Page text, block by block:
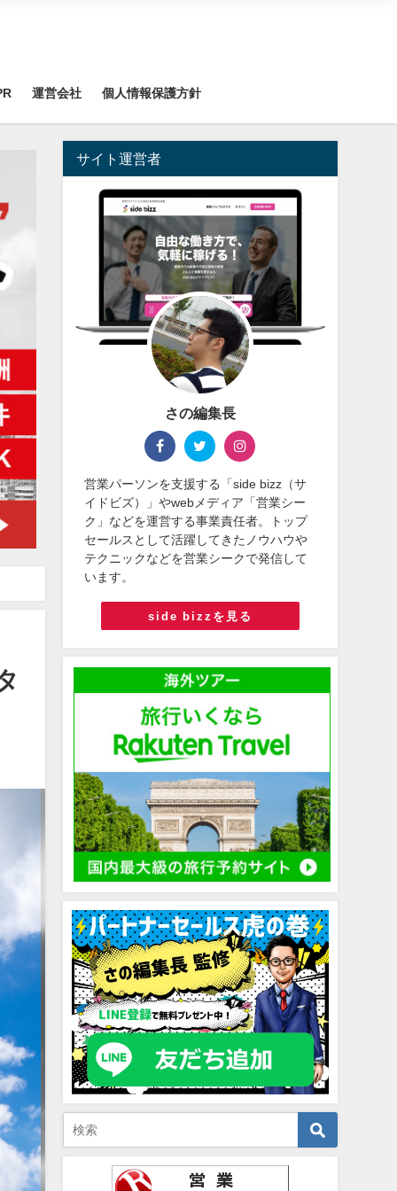
運営会社 個人情報保護方針
サイト運営者
さの編集長
営業パーソンを支援する「side bizz（サ
イドビズ）」やwebメディア「営業シー
ク」などを運営する事業責任者。トップ
セールスとして活躍してきたノウハウや
テクニックなどを営業シークで発信して
います。
side bizzを見る